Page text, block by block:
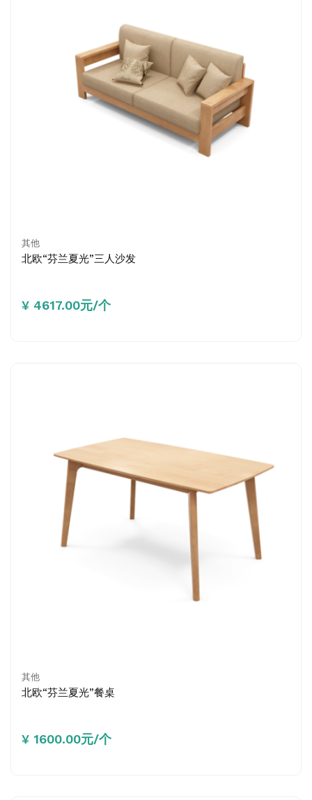
其他
北欧“芬兰夏光”三人沙发
¥ 4617.00元/个
其他
北欧“芬兰夏光”餐桌
¥ 1600.00元/个